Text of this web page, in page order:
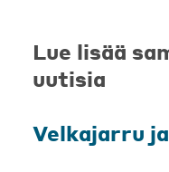
Lue lisää
uutisia
Velkajarru